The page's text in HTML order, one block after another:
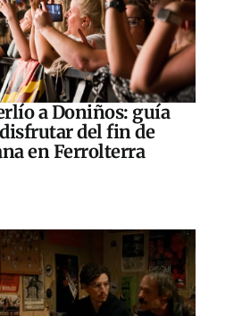
a Doniños: guía
del fin de
en Ferrolterra